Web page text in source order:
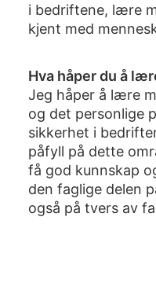
i bedriftene, lære
kjent med
Hva håper du å
Jeg håper å lære
og det personlige
sikkerhet i
påfyll på dette
få god kunnskap
den faglige delen
også på tvers av